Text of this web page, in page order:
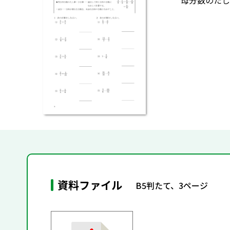
資料ファイル B5判たて、3ページ